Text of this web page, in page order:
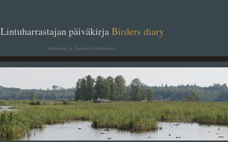
Lintuharrastajan päiväkirjaBirders diary. .
Hannan ja Jannen lintusivut